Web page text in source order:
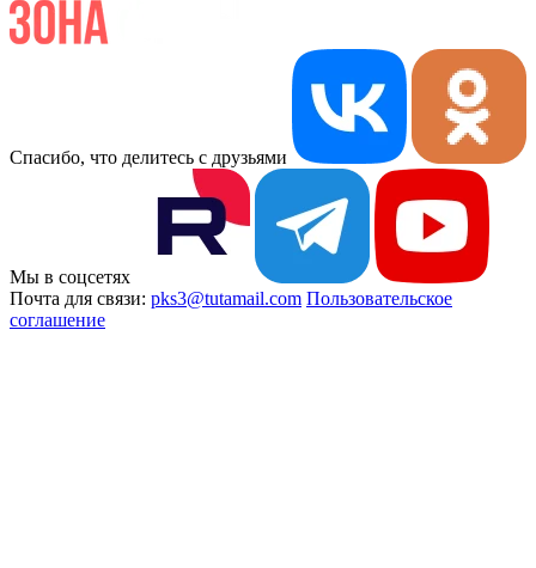
Спасибо, что делитесь с друзьями
Мы в соцсетях
Почта для связи: pks3@tutamail.com Пользовательское
соглашение